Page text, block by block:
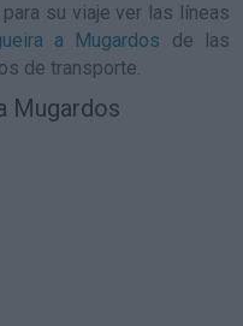
su viaje ver las líneas
a Mugardos de las
de transporte.
Mugardos